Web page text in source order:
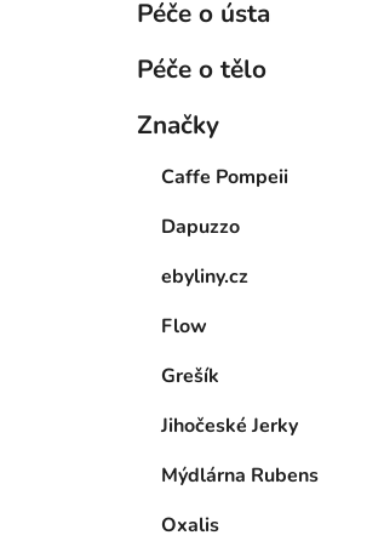
Péče o ústa
Péče o tělo
Značky
Caffe Pompeii
Dapuzzo
ebyliny.cz
Flow
Grešík
Jihočeské Jerky
Mýdlárna Rubens
Oxalis